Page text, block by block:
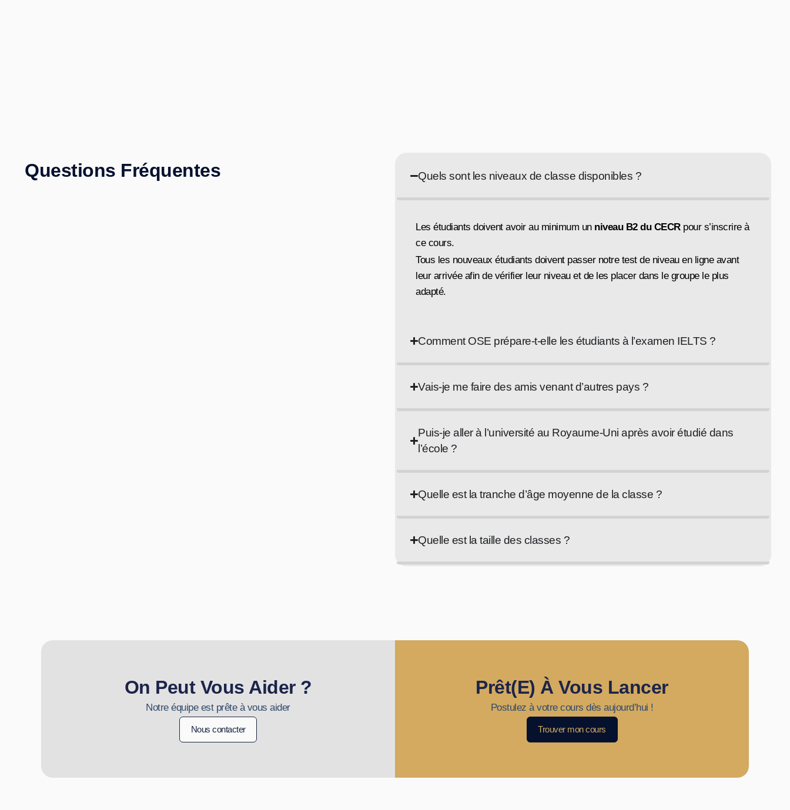
Questions Fréquentes Quels sont les niveaux de classe disponibles ?
Les étudiants doivent avoir au minimum un niveau B2 du CECRpour s’inscrire à
ce cours.
Tous les nouveaux étudiants doivent passer notre test de niveau en ligne avant
leur arrivée afin de vérifier leur niveau et de les placer dans le groupe le plus
adapté.
Comment OSE prépare-t-elle les étudiants à l’examen IELTS ?
Vais-je me faire des amis venant d’autres pays ?
Puis-je aller à l’université au Royaume-Uni après avoir étudié dans
l’école ?
Quelle est la tranche d’âge moyenne de la classe ?
Quelle est la taille des classes ?
On Peut Vous Aider ?
Notre équipe est prête à vous aider
Nous contacter
Prêt(e) À Vous Lancer
Postulez à votre cours dès aujourd’hui !
Trouver mon cours